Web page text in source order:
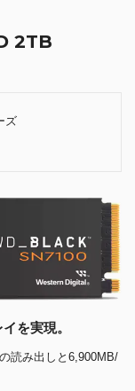
2TB
ズ
を実現。
読み出しと6,900MB/